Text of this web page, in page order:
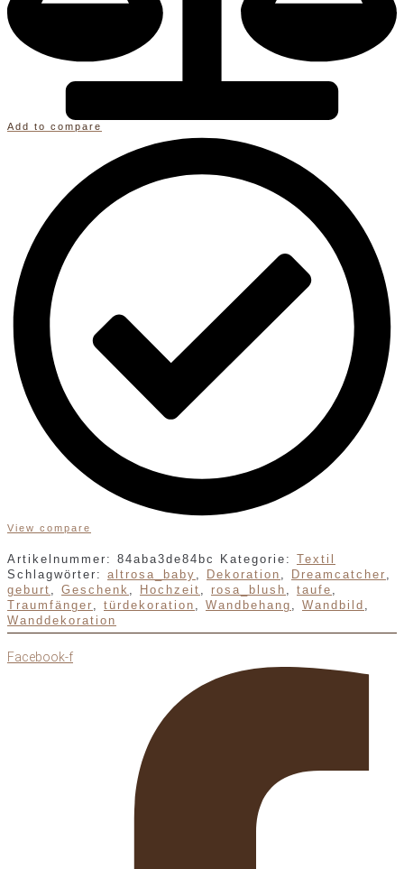
Add to compare
View compare
Artikelnummer: 84aba3de84bc Kategorie: Textil
Schlagwörter: altrosa_baby , Dekoration , Dreamcatcher ,
geburt , Geschenk , Hochzeit , rosa_blush , taufe ,
Traumfänger , türdekoration , Wandbehang , Wandbild ,
Wanddekoration
Facebook-f